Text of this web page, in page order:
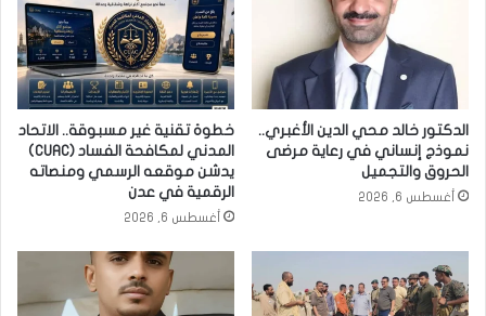
الدكتور خالد محي الدين الأغبري..
نموذج إنساني في رعاية مرضى
الحروق والتجميل
أغسطس 6, 2026
خطوة تقنية غير مسبوقة.. الاتحاد
المدني لمكافحة الفساد (CUAC)
يدشن موقعه الرسمي ومنصاته
الرقمية في عدن
أغسطس 6, 2026